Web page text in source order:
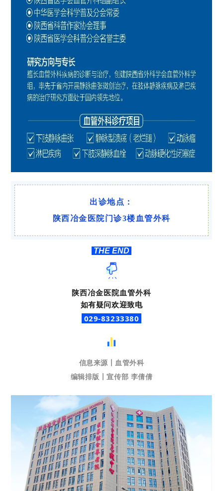
出诊地点：
陕西冶金医院门诊3楼血管外科
THE END
陕西冶金医院血管外科
如有疑问欢迎致电
029-83233380
信息来源丨 血管外科
编辑排版丨宣传部 李倩倩